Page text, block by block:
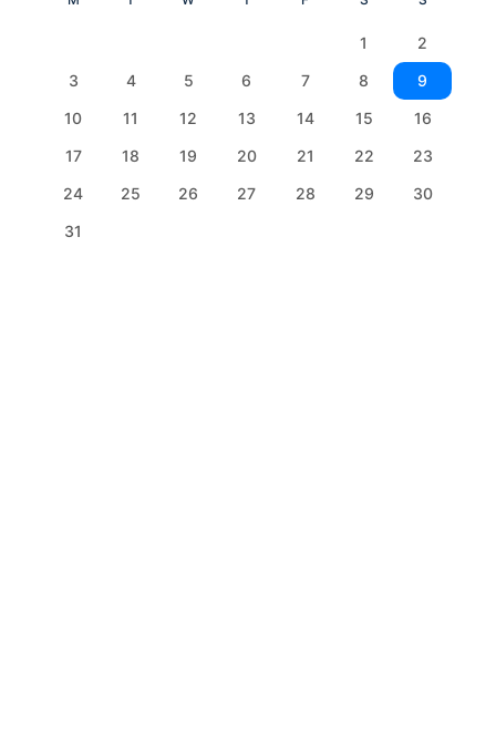
1
2
3
4 5 6 7 8
9
10
11 12 13 14 15
16
17
18 19 20 21 22
23
24
25 26 27 28 29
30
31